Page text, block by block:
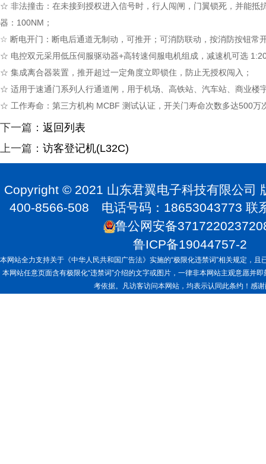
☆ 非法撞击：在未接到授权进入信号时，行人闯闸，门翼锁死，并能抵
器：100NM；
☆ 断电开门：断电后通道无制动，可推开；可消防联动，按消防按钮常
☆ 电控双元采用低压伺服驱动器+高转速伺服电机组成，减速机可选
☆ 集成离合器装置，推开超过一定角度立即锁住，防止无授权闯入；
☆ 适用于速通门系列人行通道闸，用于机场、高铁站、汽车站、商业楼
☆ 工作寿命：第三方机构 MCBF 测试认证，开关门寿命次数多达500万
下一篇： 返回列表
上一篇： 访客登记机(L32C)
Copyright © 2021 山东君翼电子科技有限公司
400-8566-508 电话号码：18653043773 联
鲁公网安备
鲁ICP备19044757-2
本网站全力支持关于《中华人民共和国广告法》实施的“极限化违禁词”相关规定，且
本网站任意页面含有极限化“违禁词”介绍的文字或图片，一律非本网站主观意愿并
考依据。凡访客访问本网站，均表示认同此条约！感